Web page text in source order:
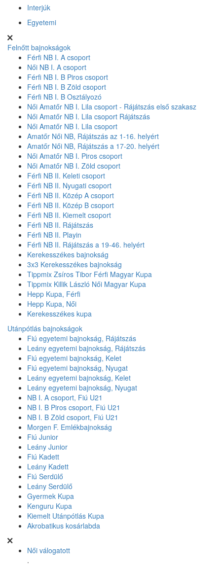
Interjúk
Egyetemi
Felnőtt bajnokságok
Férfi NB I. A csoport
Női NB I. A csoport
Férfi NB I. B Piros csoport
Férfi NB I. B Zöld csoport
Férfi NB I. B Osztályozó
Női Amatőr NB I. Lila csoport - Rájátszás első szakasz
Női Amatőr NB I. Lila csoport Rájátszás
Női Amatőr NB I. Lila csoport
Amatőr Női NB, Rájátszás az 1-16. helyért
Amatőr Női NB, Rájátszás a 17-20. helyért
Női Amatőr NB I. Piros csoport
Női Amatőr NB I. Zöld csoport
Férfi NB II. Keleti csoport
Férfi NB II. Nyugati csoport
Férfi NB II. Közép A csoport
Férfi NB II. Közép B csoport
Férfi NB II. Kiemelt csoport
Férfi NB II. Rájátszás
Férfi NB II. Playin
Férfi NB II. Rájátszás a 19-46. helyért
Kerekesszékes bajnokság
3x3 Kerekesszékes bajnokság
Tippmix Zsíros Tibor Férfi Magyar Kupa
Tippmix Killik László Női Magyar Kupa
Hepp Kupa, Férfi
Hepp Kupa, Női
Kerekesszékes kupa
Utánpótlás bajnokságok
Fiú egyetemi bajnokság, Rájátszás
Leány egyetemi bajnokság, Rájátszás
Fiú egyetemi bajnokság, Kelet
Fiú egyetemi bajnokság, Nyugat
Leány egyetemi bajnokság, Kelet
Leány egyetemi bajnokság, Nyugat
NB I. A csoport, Fiú U21
NB I. B Piros csoport, Fiú U21
NB I. B Zöld csoport, Fiú U21
Morgen F. Emlékbajnokság
Fiú Junior
Leány Junior
Fiú Kadett
Leány Kadett
Fiú Serdülő
Leány Serdülő
Gyermek Kupa
Kenguru Kupa
Kiemelt Utánpótlás Kupa
Akrobatikus kosárlabda
Női válogatott
.